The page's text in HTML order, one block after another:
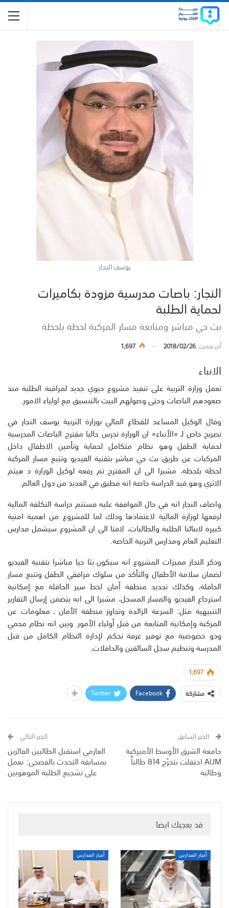
يوسف النجار
النجار: باصات مدرسية مزودة بكاميرات
لحماية الطلبة
بث حي مباشر ومتابعة مسار المركبة لحظة بلحظة
أخر تحديث2018/02/26
1,697
الانباء
تعمل وزارة التربية على تنفيذ مشروع حيوي جديد لمراقبة الطلبة منذ
صعودهم الباصات وحتى وصولهم البيت بالتنسيق مع اولياء الامور.
وقال الوكيل المساعد للقطاع المالي بوزارة التربية يوسف النجار في
تصريح خاص لـ «الأنباء» ان الوزارة تدرس حاليا مقترح الباصات المدرسية
لحماية الطفل وهو نظام متكامل لحماية وتأمين الاطفال داخل
المركبات عن طريق بث حي مباشر بتقنية الفيديو وتتبع مسار المركبة
لحظة بلحظة، مشيرا الى ان المقترح تم رفعه لوكيل الوزارة د هيثم
الاثري وهو قيد الدراسة خاصة انه مطبق في العديد من دول العالم.
واضاف النجار انه في حال الموافقة عليه فستتم دراسة التكلفة المالية
لرفعها لوزارة المالية لاعتمادها وذلك لما للمشروع من اهمية امنية
كبيرة لابنائنا الطلبة والطالبات، لافتا الى ان المشروع سيشمل مدارس
التعليم العام ومدارس التربية الخاصة.
وذكر النجار مميزات المشروع انه سيكون بثا حيا مباشرا بتقنية الفيديو
لضمان سلامة الأطفال والتأكد من سلوك مرافقي الطفل وتتبع مسار
الحافلة، وكذلك تحديد منطقة أمان لخط سير الحافلة مع إمكانية
استرجاع الفيديو والمسار المسجل، مشيرا الى انه يتضمن إرسال التقارير
التنبيهية مثل: السرعة الزائدة وتجاوز منطقة الأمان ـ معلومات عن
المركبة وإمكانية المتابعة من قبل أولياء الأمور. وبين انه نظام محمي
وذو خصوصية مع توفير غرفة تحكم لإدارة النظام الكامل من قبل
المدرسة وتنظيم سجل السائقين والحافلات.
1,697
مشاركة
Facebook
Twitter
الخبر السابق
جامعة الشرق الأوسط الأميركية
AUM احتفلت بتخرّج 814 طالباً
وطالبة
الخبر التالي
العازمي استقبل الطالبين الفائزين
بمسابقة التحدث بالفصحى: نعمل
على تشجيع الطلبة الموهوبين
قد يعجبك ايضا
أخبار المدارس أخبار المدارس